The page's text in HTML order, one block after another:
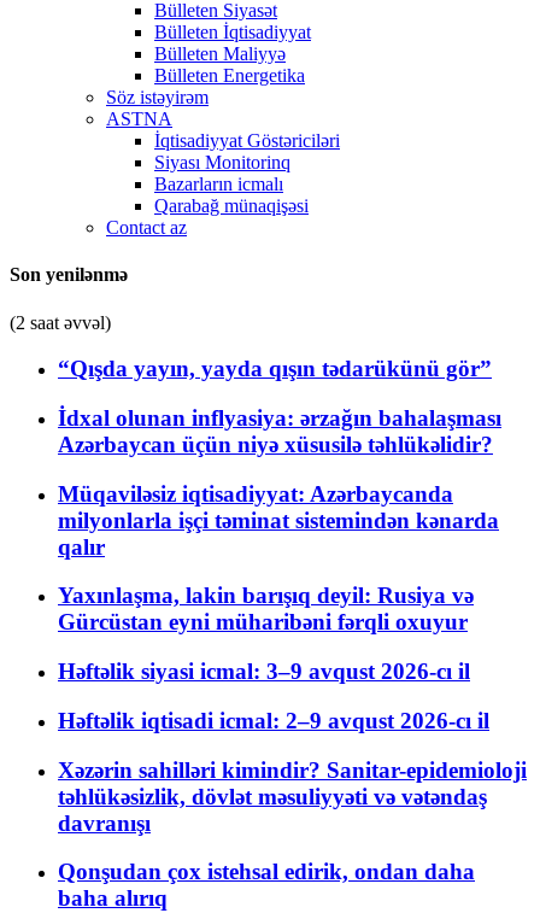
Bülleten Siyasət
Bülleten İqtisadiyyat
Bülleten Maliyyə
Bülleten Energetika
Söz istəyirəm
ASTNA
İqtisadiyyat Göstəriciləri
Siyası Monitorinq
Bazarların icmalı
Qarabağ münaqişəsi
Contact az
Son yenilənmə
(2 saat əvvəl)
“Qışda yayın, yayda qışın tədarükünü gör”
İdxal olunan inflyasiya: ərzağın bahalaşması
Azərbaycan üçün niyə xüsusilə təhlükəlidir?
Müqaviləsiz iqtisadiyyat: Azərbaycanda
milyonlarla işçi təminat sistemindən kənarda
qalır
Yaxınlaşma, lakin barışıq deyil: Rusiya və
Gürcüstan eyni müharibəni fərqli oxuyur
Həftəlik siyasi icmal: 3–9 avqust 2026-cı il
Həftəlik iqtisadi icmal: 2–9 avqust 2026-cı il
Xəzərin sahilləri kimindir? Sanitar-epidemioloji
təhlükəsizlik, dövlət məsuliyyəti və vətəndaş
davranışı
Qonşudan çox istehsal edirik, ondan daha
baha alırıq